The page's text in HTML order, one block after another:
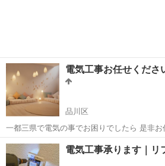
電気工事お任せくださ
品川区
一都三県で電気の事でお困りでしたら 是非お任せ
集客等の営業電話はお断りしています。 まずは閲覧頂きありがとうご
ざいます。 お客様と直接繋がることで 少しでも費用を抑えたいという
方には 工事費用が大幅...
東京 品川区 電気工事 一人親方
電気工事承ります｜リ